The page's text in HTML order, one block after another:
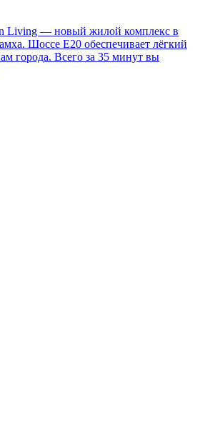
Living — новый жилой комплекс в
Шоссе Е20 обеспечивает лёгкий
города. Всего за 35 минут вы